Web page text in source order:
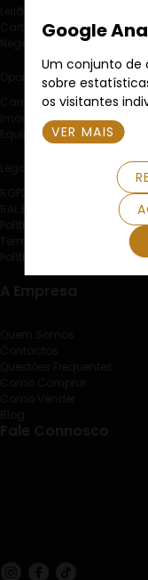
Google
Um conjunto de
sobre
os visitantes
VER MAIS
Carta Fechada
Negociação Particular
Oportunidades
Equipamentos